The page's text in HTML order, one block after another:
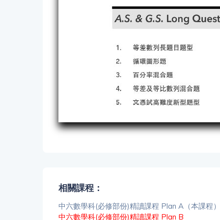
相關課程：
中六數學科(必修部份)精讀課程 Plan A（本課程）
中六數學科(必修部份)精讀課程 Plan B